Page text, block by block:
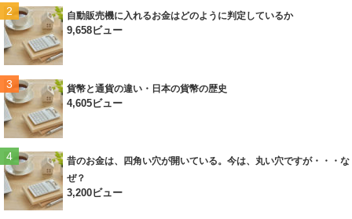
自動販売機に入れるお金はどのように判定しているか
9,658ビュー
貨幣と通貨の違い・日本の貨幣の歴史
4,605ビュー
昔のお金は、四角い穴が開いている。今は、丸い穴ですが・・・な
ぜ？
3,200ビュー